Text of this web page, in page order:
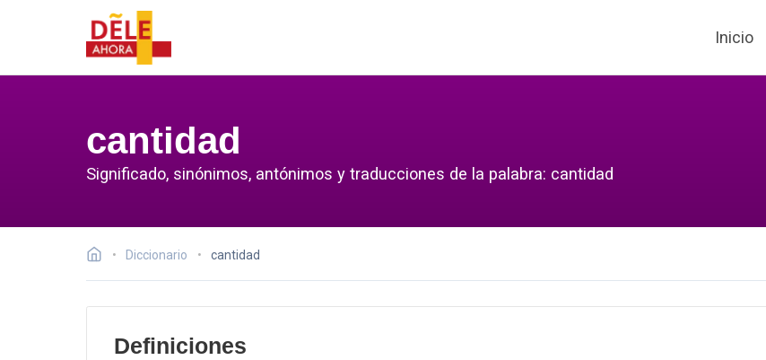
Inicio
cantidad
Significado, sinónimos, antónimos y traducciones de la palabra: cantidad
Diccionario cantidad
Definiciones